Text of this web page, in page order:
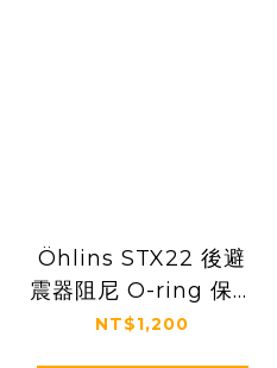
Öhlins STX22 後避
震器阻尼 O-ring 保養
包
NT$1,200